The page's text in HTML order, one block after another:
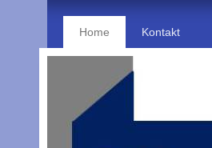
Home Kontakt